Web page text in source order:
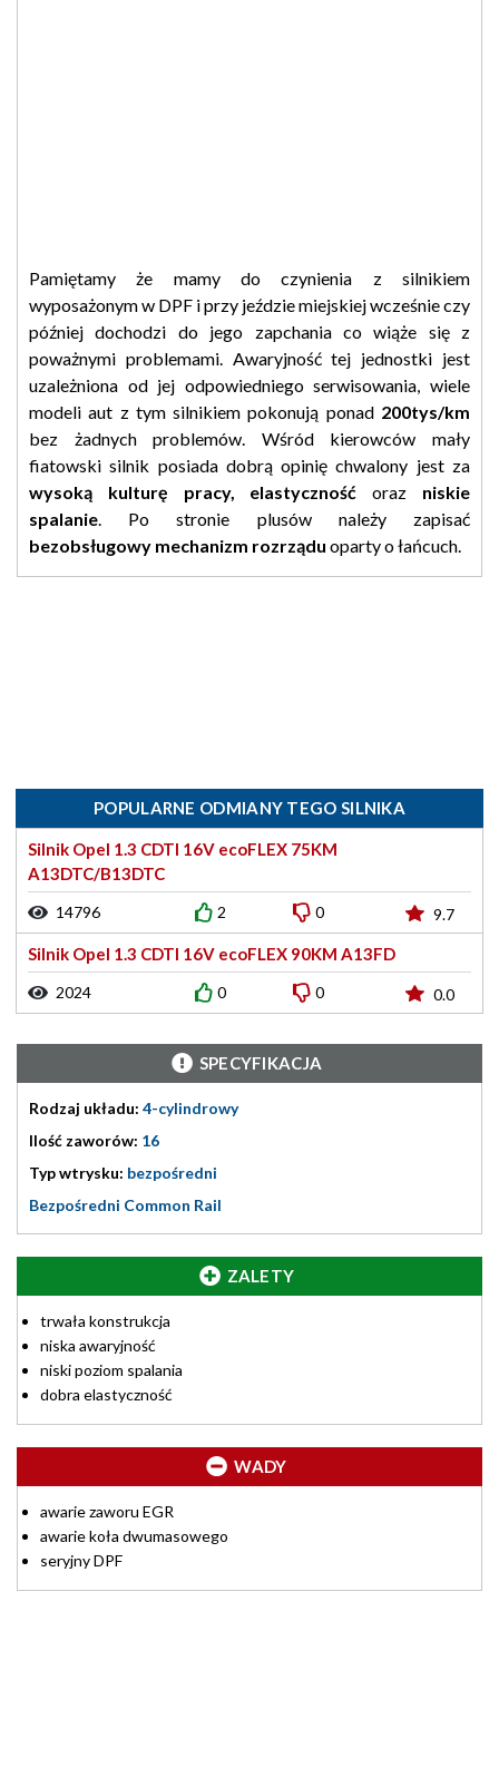
Pamiętamy że mamy do czynienia z silnikiem
wyposażonym w DPF i przy jeździe miejskiej wcześnie czy
później dochodzi do jego zapchania co wiąże się z
poważnymi problemami. Awaryjność tej jednostki jest
uzależniona od jej odpowiedniego serwisowania, wiele
modeli aut z tym silnikiem pokonują ponad 200tys/km
bez żadnych problemów. Wśród kierowców mały
fiatowski silnik posiada dobrą opinię chwalony jest za
wysoką kulturę pracy, elastyczność oraz niskie
spalanie . Po stronie plusów należy zapisać
bezobsługowy mechanizm rozrządu oparty o łańcuch.
POPULARNE ODMIANY TEGO SILNIKA
Silnik Opel 1.3 CDTI 16V ecoFLEX 75KM
A13DTC/B13DTC
14796 2 0 9.7
Silnik Opel 1.3 CDTI 16V ecoFLEX 90KM A13FD
2024 0 0 0.0
SPECYFIKACJA
Rodzaj układu: 4-cylindrowy
Ilość zaworów: 16
Typ wtrysku: bezpośredni
Bezpośredni Common Rail
ZALETY
trwała konstrukcja
niska awaryjność
niski poziom spalania
dobra elastyczność
WADY
awarie zaworu EGR
awarie koła dwumasowego
seryjny DPF